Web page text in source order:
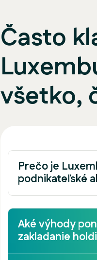
Často
všetko,
Prečo je
podnikateľské
Aké výhody
zakladanie